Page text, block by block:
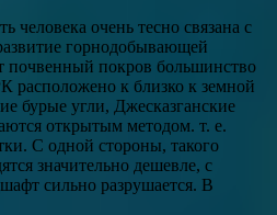
человека очень тесно связана с
горнодобывающей
покров большинство
расположено к близко к земной
бурые угли, Джесказганские
открытым методом. т. е.
С одной стороны, такого
значительно дешевле, с
сильно разрушается. В